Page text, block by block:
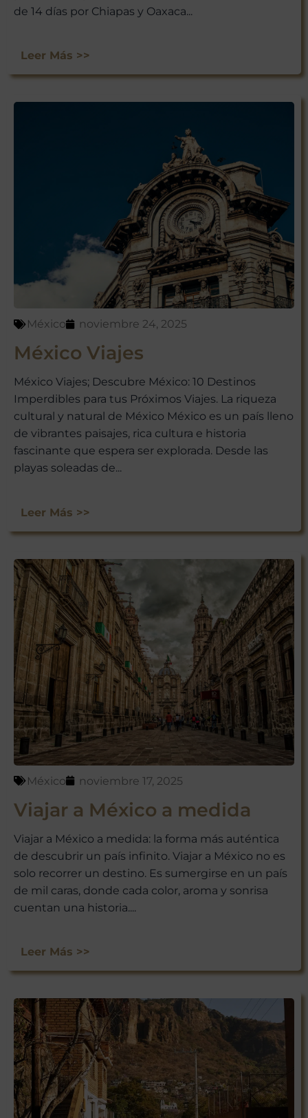
de 14 días por Chiapas y Oaxaca...
Leer Más >>
México noviembre 24, 2025
México Viajes
México Viajes; Descubre México: 10 Destinos
Imperdibles para tus Próximos Viajes. La riqueza
cultural y natural de México México es un país lleno
de vibrantes paisajes, rica cultura e historia
fascinante que espera ser explorada. Desde las
playas soleadas de...
Leer Más >>
México noviembre 17, 2025
Viajar a México a medida
Viajar a México a medida: la forma más auténtica
de descubrir un país infinito. Viajar a México no es
solo recorrer un destino. Es sumergirse en un país
de mil caras, donde cada color, aroma y sonrisa
cuentan una historia....
Leer Más >>
¡ÚNETE A
NUESTRA
AVENTURA
únicas que Viajar a México tiene
nuestras últimas escapadas,
ofertas exclusivas y consejos de
viaje directamente en tu bandeja
de entrada.
¡Suscríbete y empieza a explorar
México con nosotros!
privacidad. Puedes darte de baja